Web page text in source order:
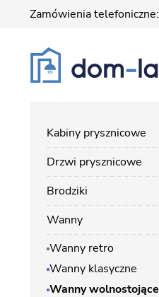
Zamówienia telefoniczne:
Kabiny prysznicowe
Drzwi prysznicowe
Brodziki
Wanny
Wanny retro
Wanny klasyczne
Wanny wolnostojące